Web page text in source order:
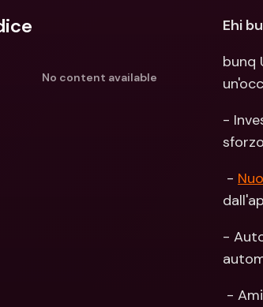
No content available
Ehi
bunq
-
-
-